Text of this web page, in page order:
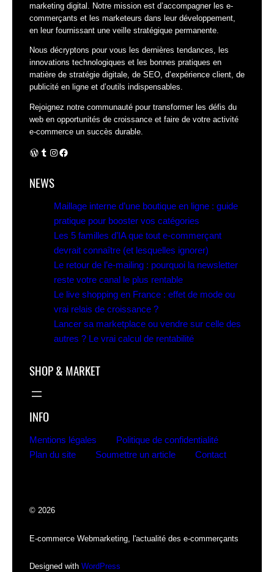
marketing digital. Notre mission est d’accompagner les e-
commerçants et les marketeurs dans leur développement,
en leur fournissant une veille stratégique permanente.
Nous décryptons pour vous les dernières tendances, les
innovations technologiques et les bonnes pratiques en
matière de stratégie digitale, de SEO, d’expérience client, de
publicité en ligne et d’outils indispensables.
Rejoignez notre communauté pour transformer les défis du
web en opportunités de croissance et faire de votre activité
e-commerce un succès durable.
WordPress Instagram Facebook
NEWS
Maillage interne d’une boutique en ligne : guide
pratique pour booster vos catégories
Les 5 familles d’IA que tout e-commerçant
devrait connaître (et lesquelles ignorer)
Le retour de l’e-mailing : pourquoi la newsletter
reste votre canal le plus rentable
Le live shopping en France : effet de mode ou
vrai relais de croissance ?
Lancer sa marketplace ou vendre sur celle des
autres ? Le vrai calcul de rentabilité
SHOP & MARKET
INFO
Mentions légales
Politique de confidentialité
Plan du site
Soumettre un article Contact
© 2026
E-commerce Webmarketing, l'actualité des e-commerçants
Designed with WordPress